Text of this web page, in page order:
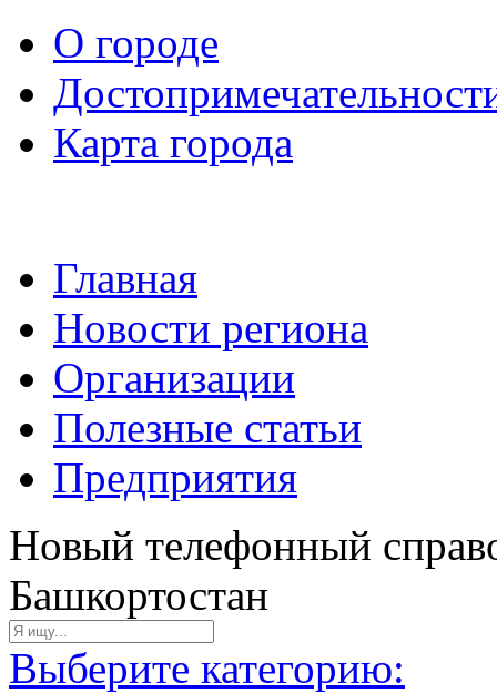
О городе
Карта города
Главная
Новости региона
Организации
Полезные статьи
Предприятия
Новый телефонный
Башкортостан
Выберите категорию: